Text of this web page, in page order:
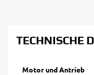
TECHNISCHE
Motor und Antrieb